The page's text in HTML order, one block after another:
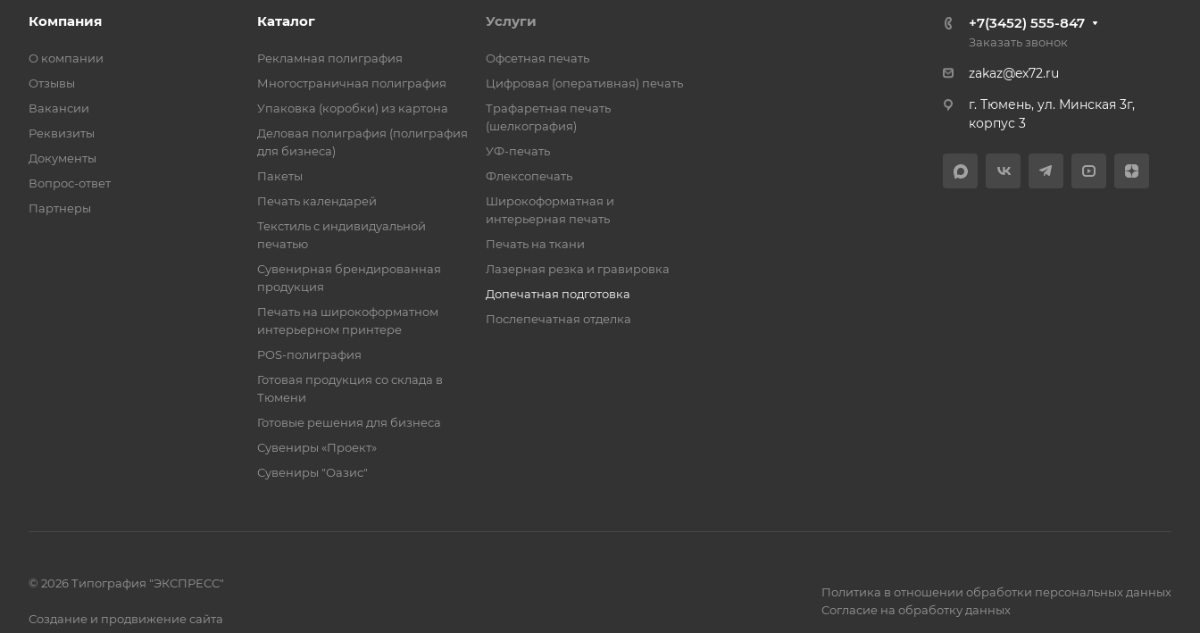
Компания
О компании
Отзывы
Вакансии
Реквизиты
Документы
Вопрос-ответ
Партнеры
Каталог
Рекламная полиграфия
Многостраничная полиграфия
Упаковка (коробки) из картона
Деловая полиграфия (полиграфия
для бизнеса)
Пакеты
Печать календарей
Текстиль с индивидуальной
печатью
Сувенирная брендированная
продукция
Печать на широкоформатном
интерьерном принтере
POS-полиграфия
Готовая продукция со склада в
Тюмени
Готовые решения для бизнеса
Сувениры «Проект»
Сувениры "Оазис"
Услуги
Офсетная печать
Цифровая (оперативная) печать
Трафаретная печать
(шелкография)
УФ-печать
Флексопечать
Широкоформатная и
интерьерная печать
Печать на ткани
Лазерная резка и гравировка
Допечатная подготовка
Послепечатная отделка
+7(3452) 555-847
Заказать звонок
zakaz@ex72.ru
г. Тюмень, ул. Минская 3г,
корпус 3
© 2026 Типография "ЭКСПРЕСС"
Создание и продвижение сайта
Политика в отношении обработки персональных данных
Согласие на обработку данных